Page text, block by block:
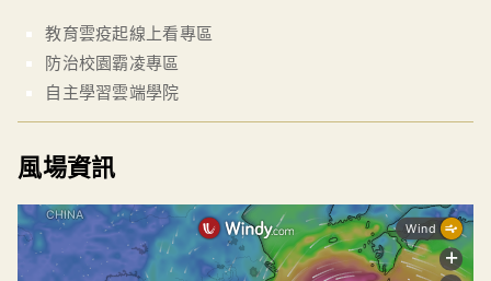
教育雲疫起線上看專區
防治校園霸凌專區
自主學習雲端學院
風場資訊